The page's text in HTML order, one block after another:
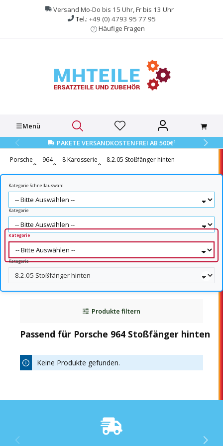
springen
Versand Mo-Do bis 15 Uhr, Fr bis 13 Uhr
Tel.: +49 (0) 4793 95 77 95
Häufige Fragen
Menü
PAKETE VERSANDKOSTENFREI AB 500€1
Porsche 964 8 Karosserie 8.2.05 Stoßfänger hinten
Kategorie Schnellauswahl
Kategorie
Kategorie
Kategorie
Produkte filtern
Passend für Porsche 964 Stoßfänger hinten
Keine Produkte gefunden.